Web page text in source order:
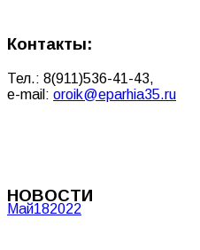
Контакты:
Тел.: 8(911)536-41-43,
e-mail: oroik@eparhia35.ru
НОВОСТИ
Май182022